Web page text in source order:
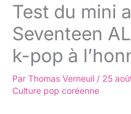
Test du mini
Seventeen
k-pop à
Par Thomas Verneuil / 25
Culture pop coréenne